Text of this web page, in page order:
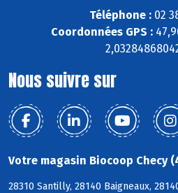
Téléphone :02
Coordonnées GPS :
Nous suivre sur
Votre magasin Biocoop Checy
28310 Santilly, 28140 Baigneaux,